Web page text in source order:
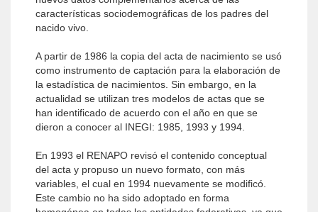
características sociodemográficas de los padres del
nacido vivo.
A partir de 1986 la copia del acta de nacimiento se usó
como instrumento de captación para la elaboración de
la estadística de nacimientos. Sin embargo, en la
actualidad se utilizan tres modelos de actas que se
han identificado de acuerdo con el año en que se
dieron a conocer al INEGI: 1985, 1993 y 1994.
En 1993 el RENAPO revisó el contenido conceptual
del acta y propuso un nuevo formato, con más
variables, el cual en 1994 nuevamente se modificó.
Este cambio no ha sido adoptado en forma